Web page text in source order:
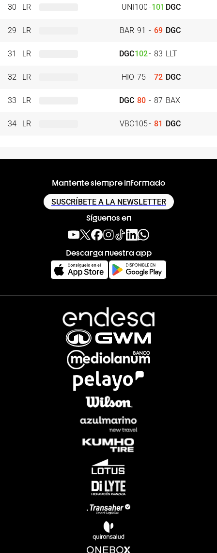
30 LR UNI100-101 DGC
29 LR BAR 91 - 69 DGC
31 LR DGC102- 83 LLT
32 LR HIO 75 - 72 DGC
33 LR DGC 80 - 87 BAX
34 LR VBC105- 81 DGC
Mantente siempre informado
SUSCRÍBETE A LA NEWSLETTER
Síguenos en
Descarga nuestra app